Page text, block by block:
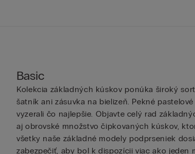
Basic
Kolekcia základných kúskov ponúka široký
šatník ani zásuvka na bielizeň. Pekné
vyzerali čo najlepšie. Objavte celý rad
aj obrovské množstvo čipkovaných kúskov,
všetky naše základné modely podprseniek
zabezpečiť, aby bol k dispozícii viac ako jeden